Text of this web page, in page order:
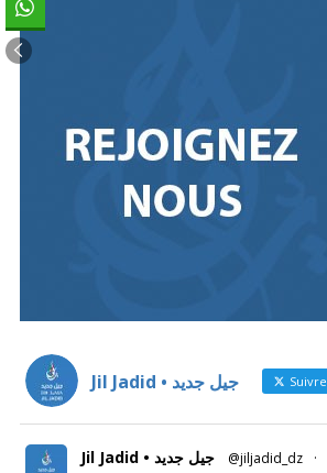
Jil Jadid • جيل جديد Suivre
Jil Jadid • جيل جديد @jiljadid_dz ·